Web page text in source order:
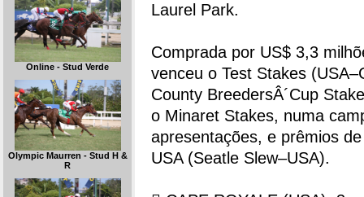
Online - Stud Verde
Olympic Maurren - Stud H &
R
Laurel Park.
Comprada por US$ 3,3
venceu o Test Stakes
County BreedersÂ´Cup
o Minaret Stakes, numa
apresentações, e prêmios
USA (Seatle Slew–USA).